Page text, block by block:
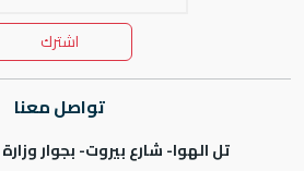
اشترك
تواصل معنا
تل الهوا- شارع بيروت- بجوار وزارة